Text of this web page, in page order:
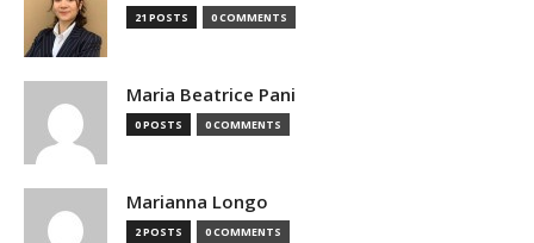
21 POSTS 0 COMMENTS
Maria Beatrice Pani
0 POSTS 0 COMMENTS
Marianna Longo
2 POSTS 0 COMMENTS